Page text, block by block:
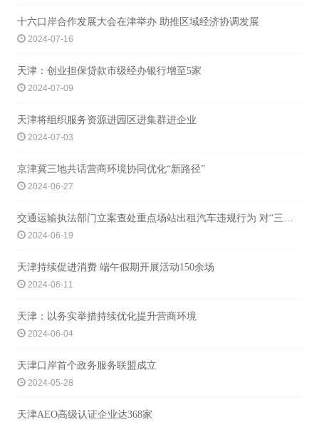
十六口岸合作发展大会在津举办 助推区域经济协调发展
2024-07-16
天津：创业担保贷款市级经办银行增至5家
2024-07-09
天津将组织服务资源进园区进集群进企业
2024-07-03
京津冀三地共话营商环境协同优化“新路径”
2024-06-27
2024-06-19
天津持续促进消费 端午假期开展活动150余场
2024-06-11
天津：以务实举措持续优化提升营商环境
2024-06-04
天津口岸首个政务服务联盟成立
2024-05-28
天津AEO高级认证企业达368家